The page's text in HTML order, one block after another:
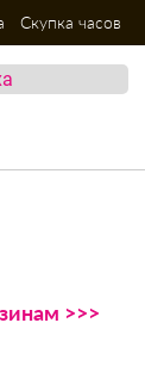
Скупка часов
>>>